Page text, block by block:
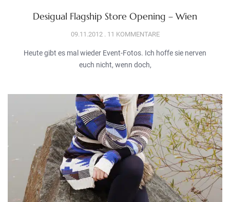
Desigual Flagship Store Opening – Wien
09.11.2012 11 KOMMENTARE
Heute gibt es mal wieder Event-Fotos. Ich hoffe sie nerven
euch nicht, wenn doch,